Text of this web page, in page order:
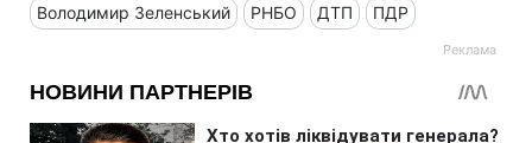
Володимир Зеленський РНБО ДТП ПДР